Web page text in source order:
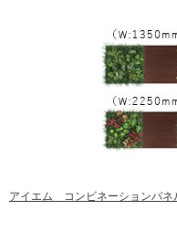
アイエム コンビネーションパ